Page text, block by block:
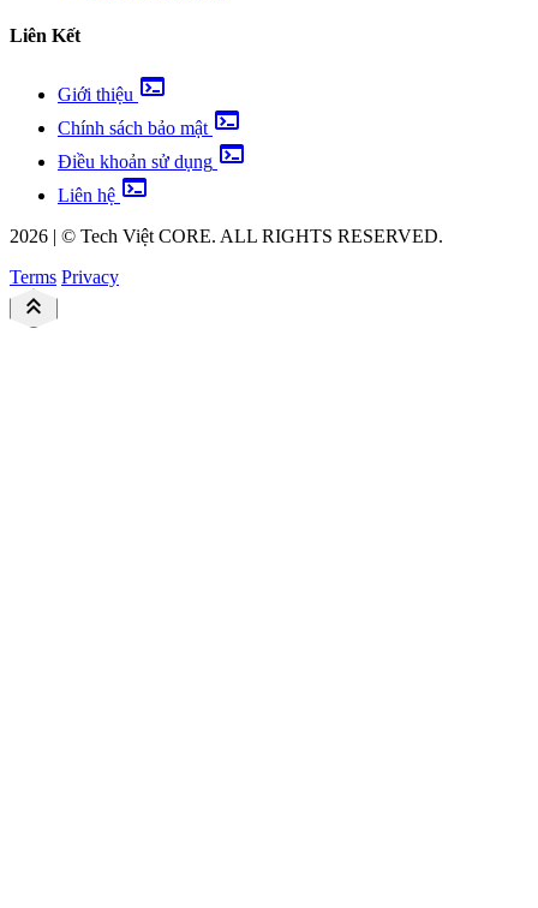
Liên Kết
Giới thiệu terminal
Chính sách bảo mật terminal
Điều khoản sử dụng terminal
Liên hệ terminal
2026 | © Tech ViệtCORE. ALL RIGHTS RESERVED.
Terms Privacy
keyboard_double_arrow_up